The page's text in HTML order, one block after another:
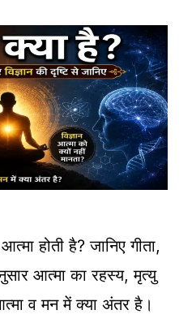
होती है? जानिए गीता,
आत्मा का रहस्य, मृत्यु
व मन में क्या अंतर है।